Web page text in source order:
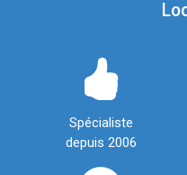
Spécialiste
depuis 2006